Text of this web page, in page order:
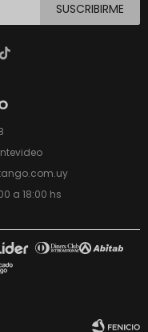
a 18:00 hs
SUSCRIBIRME
